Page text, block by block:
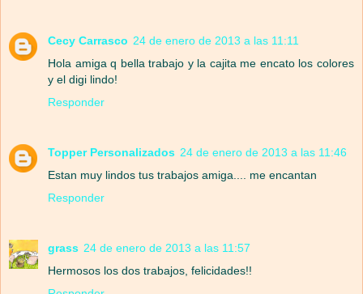
Cecy Carrasco 24 de enero de 2013 a las 11:11
Hola amiga q bella trabajo y la cajita me encato los colores
y el digi lindo!
Responder
Topper Personalizados 24 de enero de 2013 a las 11:46
Estan muy lindos tus trabajos amiga.... me encantan
Responder
grass 24 de enero de 2013 a las 11:57
Hermosos los dos trabajos, felicidades!!